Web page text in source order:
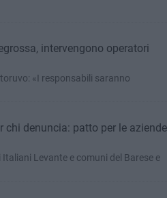
intervengono operatori
«I responsabili saranno
denuncia: patto per le aziende
Levante e comuni del Barese e